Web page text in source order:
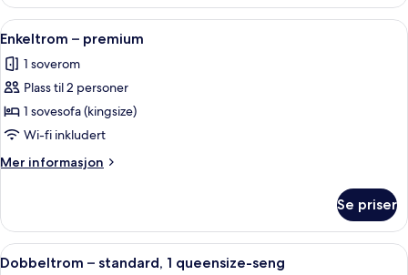
premier
Åpne
alle
bildene
av
Enkeltrom
–
premium
Skrivebord, lydisolert, strykejern/-
15
Enkeltrom – premium
1 soverom
Plass til 2 personer
1 sovesofa (kingsize)
Wi-fi inkludert
Mer informasjon
Mer
–
premium
Se priser
Åpne
Dobbeltrom – standard, 1
12
Dobbeltrom – standard, 1 queensize-seng